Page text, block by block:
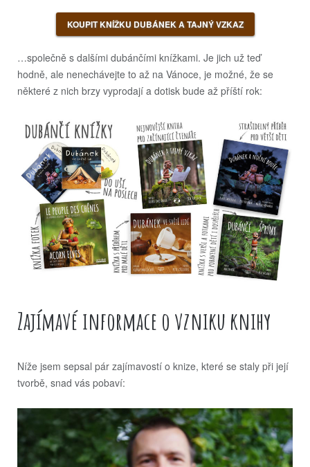
KOUPIT KNÍŽKU DUBÁNEK A TAJNÝ VZKAZ
…společně s dalšími dubánčími knížkami. Je jich už teď
hodně, ale nenechávejte to až na Vánoce, je možné, že se
některé z nich brzy vyprodají a dotisk bude až příští rok:
Zajímavé informace o vzniku knihy
Níže jsem sepsal pár zajímavostí o knize, které se staly při její
tvorbě, snad vás pobaví: